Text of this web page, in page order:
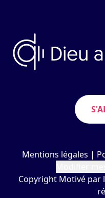
Mentions légales |
Copyright Motivé par